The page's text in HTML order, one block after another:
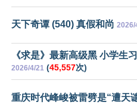
天下奇谭 (540) 真假和尚 2026/
《求是》最新高级黑 小学生
2026/4/21 (45,557次)
重庆时代峰峻被雷劈是“遭天